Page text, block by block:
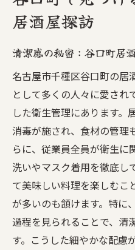
地元住民に愛さ
名古屋市千種区の隠
名古屋市千種区
心地よい隠れ家
隠れ家居酒屋で
千種区で見つけた
隠れ家居酒屋の
居酒屋選びの秘訣清
清潔感が重要な
ト
居酒屋探訪
清潔感の秘密：谷口町居
名古屋市千種区谷口町の居
として多くの人々に愛され
した衛生管理にあります。
消毒が施され、食材の管理
らに、従業員全員が衛生に
洗いやマスク着用を徹底し
て美味しい料理を楽しむこ
が多いのも頷けます。特に
過程を見られることで、清
す。こうした細やかな配慮